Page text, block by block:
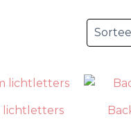
lichtletters